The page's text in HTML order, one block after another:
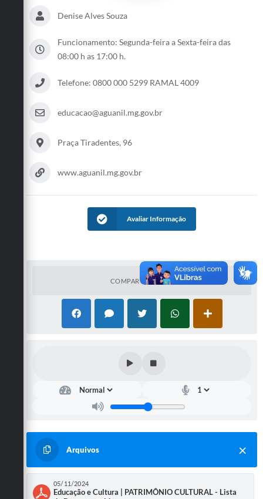
Denise Alves Souza
Funcionamento: Segunda-feira a Sexta-feira das
08:00 h as 17:00 h.
Telefone: 0800 000 5299 RAMAL 4009
educacao@aguanil.mg.gov.br
Praça Tiradentes, 96
www.aguanil.mg.gov.br
Avaliar Informação
COMPARTILHAR
Arquivos
05/11/2024
Educação e Cultura | PATRIMÔNIO CULTURAL - Lista